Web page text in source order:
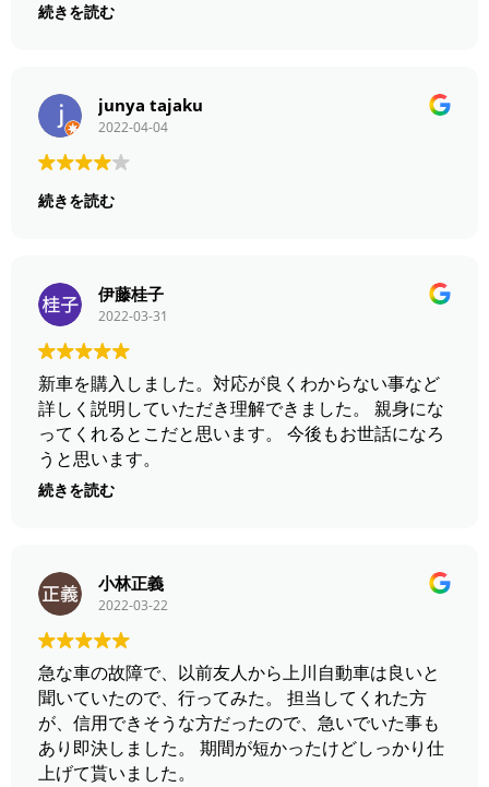
続きを読む
junya tajaku
2022-04-04
続きを読む
伊藤桂子
2022-03-31
新車を購入しました。対応が良くわからない事など
詳しく説明していただき理解できました。 親身にな
ってくれるとこだと思います。 今後もお世話になろ
うと思います。
続きを読む
小林正義
2022-03-22
急な車の故障で、以前友人から上川自動車は良いと
聞いていたので、行ってみた。 担当してくれた方
が、信用できそうな方だったので、急いでいた事も
あり即決しました。 期間が短かったけどしっかり仕
上げて貰いました。